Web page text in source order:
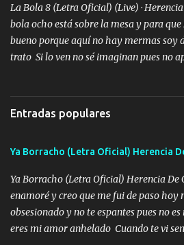
refo el cuero mientras viva nunca les
mi esposa no se ra'ja Música Me
tumbaron prisionero en caliente me
que estaban muy raros me gritaba a
responsable hay rateros envidiosos que
me cuida de las maldades Pa el equipo
La Bola 8 (Letra Oficial) (Live) ·
bola ocho está sobre la mesa y para
bueno porque aquí no hay mermas soy
trato Si lo ven no sé imaginan pues no
lo primero que cualquier cosa es un gran
ver solo más no ando solo ai ta el
cuidan los santos y mi Dios cada día con
por un futuro mejor Música Empecé
fecha aún sigo vigente no soy
alteró de repente Mi carnal Abel aun
ha rajado pal Chinchillas un saludo y
Peñasco Me fajó una Glock al cinto y de
Entradas populares
Ya Borracho (Letra Oficial) Herencia
Ya Borracho (Letra Oficial) Herencia De
enamoré y creo que me fui de paso hoy
obsesionado y no te espantes pues no
eres mi amor anhelado Cuando te vi